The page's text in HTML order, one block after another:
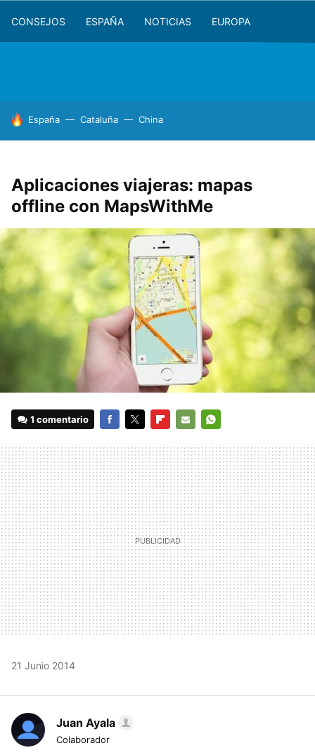
CONSEJOS ESPAÑA NOTICIAS EUROPA
HOY SE HABLA DE
España Cataluña China
Aplicaciones viajeras: mapas
offline con MapsWithMe
1 comentario
MAIL
21 Junio 2014
Juan Ayala
Colaborador